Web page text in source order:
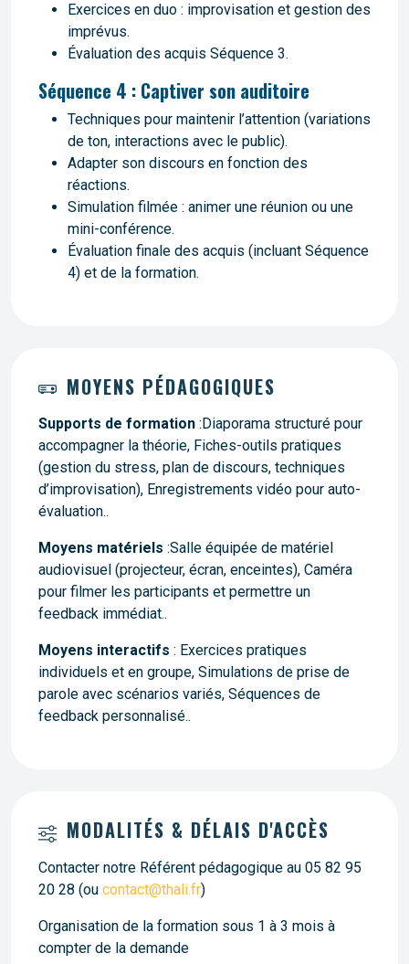
Exercices en duo : improvisation et gestion des
imprévus.
Évaluation des acquis Séquence 3.
Séquence 4 : Captiver son auditoire
Techniques pour maintenir l’attention (variations
de ton, interactions avec le public).
Adapter son discours en fonction des
réactions.
Simulation filmée : animer une réunion ou une
mini-conférence.
Évaluation finale des acquis (incluant Séquence
4) et de la formation.
MOYENS PÉDAGOGIQUES
Supports de formation :Diaporama structuré pour
accompagner la théorie, Fiches-outils pratiques
(gestion du stress, plan de discours, techniques
d’improvisation), Enregistrements vidéo pour auto-
évaluation..
Moyens matériels :Salle équipée de matériel
audiovisuel (projecteur, écran, enceintes), Caméra
pour filmer les participants et permettre un
feedback immédiat..
Moyens interactifs : Exercices pratiques
individuels et en groupe, Simulations de prise de
parole avec scénarios variés, Séquences de
feedback personnalisé..
MODALITÉS & DÉLAIS D'ACCÈS
Contacter notre Référent pédagogique au 05 82 95
20 28 (ou contact@thali.fr)
Organisation de la formation sous 1 à 3 mois à
compter de la demande